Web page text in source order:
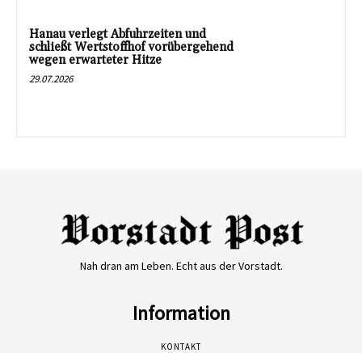
Hanau verlegt Abfuhrzeiten und
schließt Wertstoffhof vorübergehend
wegen erwarteter Hitze
29.07.2026
Nah dran am Leben. Echt aus der Vorstadt.
Information
KONTAKT